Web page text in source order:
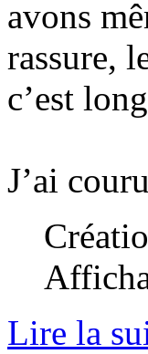
avons
rassure,
c’est
J’ai
Lire la